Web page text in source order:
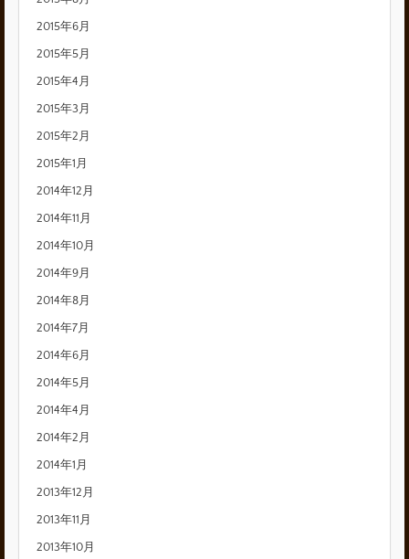
2015年6月
2015年5月
2015年4月
2015年3月
2015年2月
2015年1月
2014年12月
2014年11月
2014年10月
2014年9月
2014年8月
2014年7月
2014年6月
2014年5月
2014年4月
2014年2月
2014年1月
2013年12月
2013年11月
2013年10月